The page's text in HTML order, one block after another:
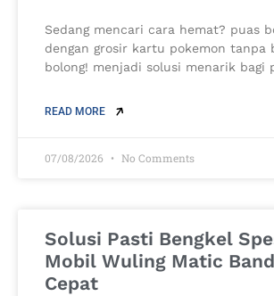
Sedang mencari cara hemat? puas
dengan grosir kartu pokemon tanpa
bolong! menjadi solusi menarik bagi
READ MORE
07/08/2026 No Comments
Solusi Pasti Bengkel
Mobil Wuling Matic
Cepat